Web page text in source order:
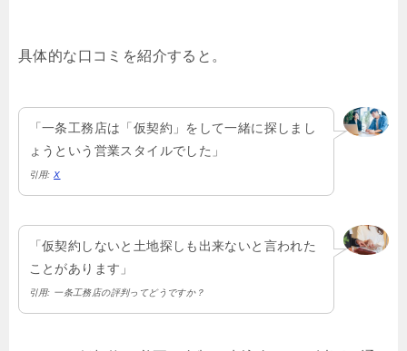
具体的な口コミを紹介すると。
「一条工務店は「仮契約」をして一緒に探しまし
ょうという営業スタイルでした」
引用:X
「仮契約しないと土地探しも出来ないと言われた
ことがあります」
引用: 一条工務店の評判ってどうですか？